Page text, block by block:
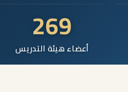
269
أعضاء هيئة التدريس